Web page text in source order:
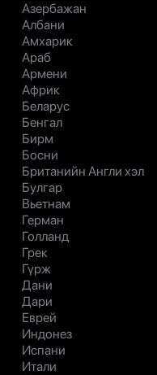
Азербажан
Албани
Амхарик
Араб
Армени
Африк
Беларус
Бенгал
Бирм
Босни
Британийн Англи хэл
Булгар
Вьетнам
Герман
Голланд
Грек
Гүрж
Дани
Дари
Еврей
Индонез
Испани
Итали